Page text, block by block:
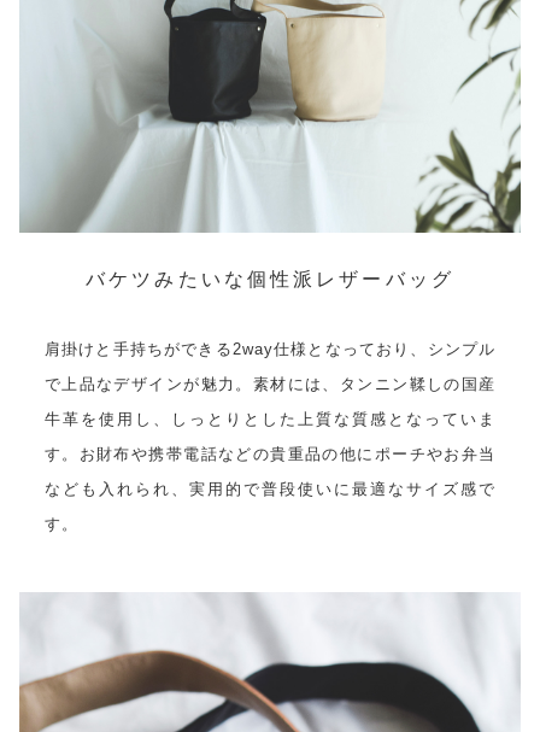
バケツみたいな個性派レザーバッグ
肩掛けと手持ちができる2way仕様となっており、シンプル
で上品なデザインが魅力。素材には、タンニン鞣しの国産
牛革を使用し、しっとりとした上質な質感となっていま
す。お財布や携帯電話などの貴重品の他にポーチやお弁当
なども入れられ、実用的で普段使いに最適なサイズ感で
す。